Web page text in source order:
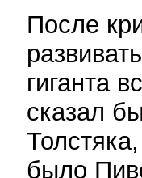
После
гиганта
сказал
было